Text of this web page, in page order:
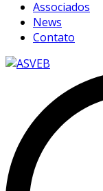
Associados
News
Contato